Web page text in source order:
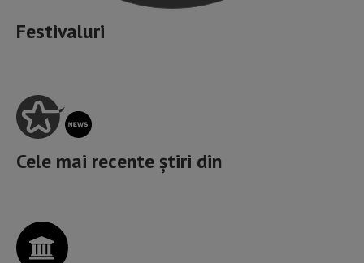
Festivaluri
Cele mai recente știri din